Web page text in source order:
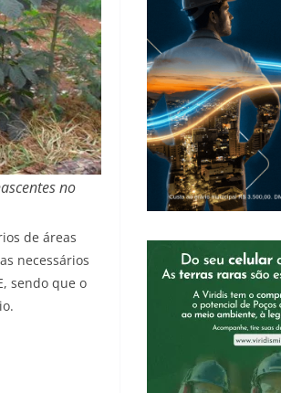
no
de áreas
necessários
sendo que o